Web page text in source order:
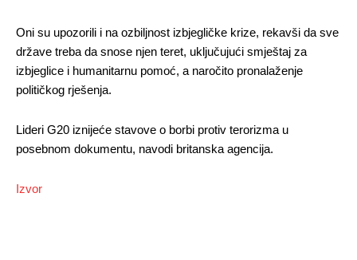
Oni su upozorili i na ozbiljnost izbjegličke krize, rekavši da sve
države treba da snose njen teret, uključujući smještaj za
izbjeglice i humanitarnu pomoć, a naročito pronalaženje
političkog rješenja.
Lideri G20 iznijeće stavove o borbi protiv terorizma u
posebnom dokumentu, navodi britanska agencija.
Izvor